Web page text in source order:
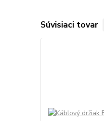
Súvisiaci tovar